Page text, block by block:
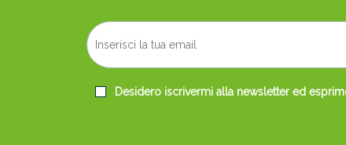
Desidero iscrivermi alla newsletter ed